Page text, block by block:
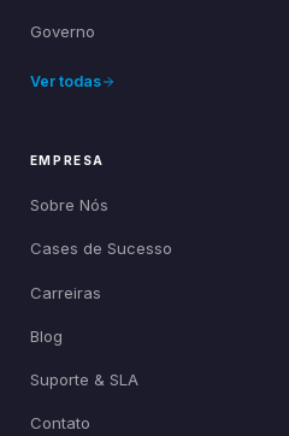
Governo
Ver todas
EMPRESA
Sobre Nós
Cases de Sucesso
Carreiras
Blog
Suporte & SLA
Contato